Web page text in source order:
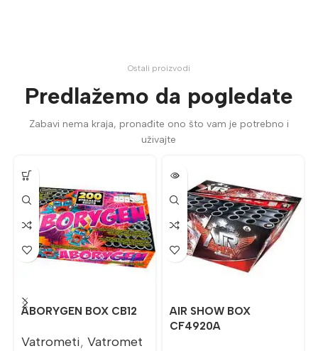
Ostali proizvodi
Predlažemo da pogledate
Zabavi nema kraja, pronađite ono što vam je potrebno i
uživajte
ABORYGEN BOX CB12
Vatrometi, Vatromet
AIR SHOW BOX
CF4920A